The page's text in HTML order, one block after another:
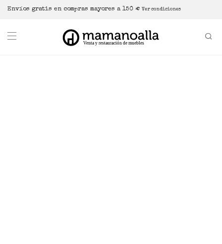
Envíos gratis en compras mayores a 150 € Ver condiciones